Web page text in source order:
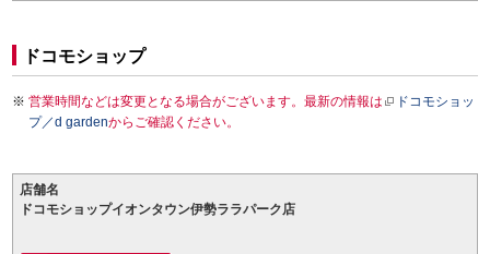
ドコモショップ
営業時間などは変更となる場合がございます。最新の情報は
ドコモショッ
プ／d gardenからご確認ください。
店舗名
ドコモショップイオンタウン伊勢ララパーク店